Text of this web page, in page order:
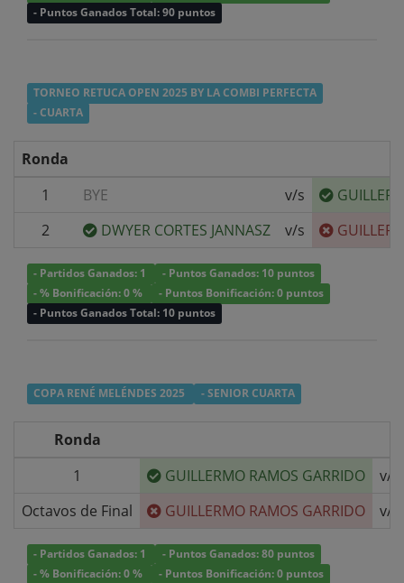
- Puntos Ganados Total: 90 puntos
TORNEO RETUCA OPEN 2025 BY LA COMBI PERFECTA
- CUARTA
Ronda
1
BYE v/s
2
DWYER CORTES JANNASZ v/s
- Partidos Ganados: 1
- Puntos Ganados: 10 puntos
- % Bonificación: 0 %
- Puntos Bonificación: 0 puntos
- Puntos Ganados Total: 10 puntos
COPA RENÉ MELÉNDES 2025 - SENIOR CUARTA
Ronda
1
GUILLERMO RAMOS GARRIDO
v/s
Octavos de Final
GUILLERMO RAMOS GARRIDO v/s
- Partidos Ganados: 1
- Puntos Ganados: 80 puntos
- % Bonificación: 0 %
- Puntos Bonificación: 0 puntos